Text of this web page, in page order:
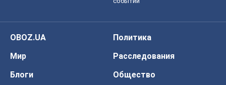
OBOZ.UA
Политика
Мир
Расследования
Блоги
Общество